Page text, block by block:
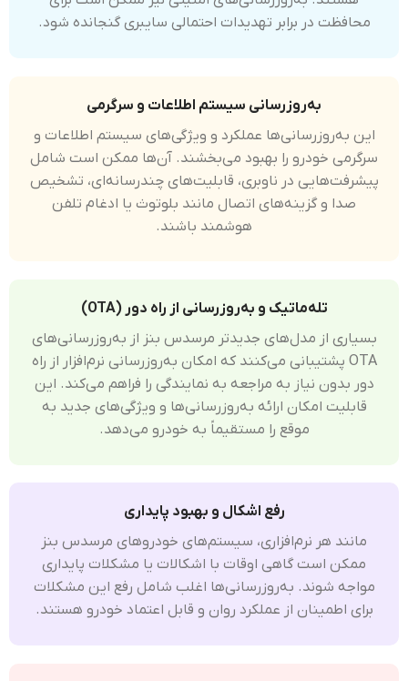
محافظت در برابر تهدیدات احتمالی سایبری گنجانده شود.
به‌روزرسانی سیستم اطلاعات و سرگرمی
این به‌روزرسانی‌ها عملکرد و ویژگی‌های سیستم اطلاعات و
سرگرمی خودرو را بهبود می‌بخشند. آن‌ها ممکن است شامل
پیشرفت‌هایی در ناوبری، قابلیت‌های چندرسانه‌ای، تشخیص
صدا و گزینه‌های اتصال مانند بلوتوث یا ادغام تلفن
هوشمند باشند.
تله‌ماتیک و به‌روزرسانی از راه دور (OTA)
بسیاری از مدل‌های جدیدتر مرسدس بنز از به‌روزرسانی‌های
OTA پشتیبانی می‌کنند که امکان به‌روزرسانی نرم‌افزار از راه
دور بدون نیاز به مراجعه به نمایندگی را فراهم می‌کند. این
قابلیت امکان ارائه به‌روزرسانی‌ها و ویژگی‌های جدید به
موقع را مستقیماً به خودرو می‌دهد.
رفع اشکال و بهبود پایداری
مانند هر نرم‌افزاری، سیستم‌های خودروهای مرسدس بنز
ممکن است گاهی اوقات با اشکالات یا مشکلات پایداری
مواجه شوند. به‌روزرسانی‌ها اغلب شامل رفع این مشکلات
برای اطمینان از عملکرد روان و قابل اعتماد خودرو هستند.